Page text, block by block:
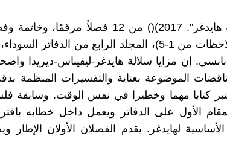
يتكون كتاب ("تفاهة هايدغر". 2017)() من 12 فصلاً
حول مقطع من (ملاحظات من 1-5)، المجلد الرابع من الدفاتر
إن مزايا سلالة هايدغر-ليفيناس-ديريدا
الموضوعة بعناية والتفسيرات المنظمة
كتابا مهما وخطيرا في نفس الوقت. وسابقة
الأول على الدفاتر ويعمل داخل خطابه
الأساسية لهايدغر. يقدم الفصلان الأولان